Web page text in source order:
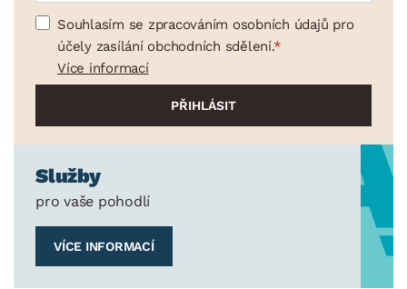
Souhlasím se zpracováním osobních údajů pro
účely zasílání obchodních sdělení.
Více informací
Služby
pro vaše pohodlí
VÍCE INFORMACÍ